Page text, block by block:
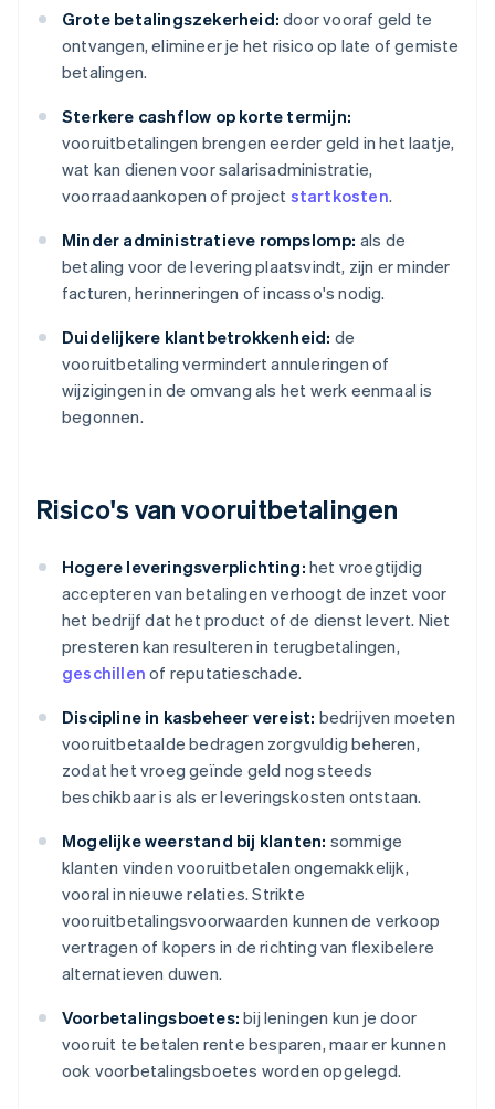
Grote betalingszekerheid: door vooraf geld te
ontvangen, elimineer je het risico op late of gemiste
betalingen.
Sterkere cashflow op korte termijn:
vooruitbetalingen brengen eerder geld in het laatje,
wat kan dienen voor salarisadministratie,
voorraadaankopen of project startkosten.
Minder administratieve rompslomp: als de
betaling voor de levering plaatsvindt, zijn er minder
facturen, herinneringen of incasso's nodig.
Duidelijkere klantbetrokkenheid: de
vooruitbetaling vermindert annuleringen of
wijzigingen in de omvang als het werk eenmaal is
begonnen.
Risico's van vooruitbetalingen
Hogere leveringsverplichting: het vroegtijdig
accepteren van betalingen verhoogt de inzet voor
het bedrijf dat het product of de dienst levert. Niet
presteren kan resulteren in terugbetalingen,
geschillen of reputatieschade.
Discipline in kasbeheer vereist: bedrijven moeten
vooruitbetaalde bedragen zorgvuldig beheren,
zodat het vroeg geïnde geld nog steeds
beschikbaar is als er leveringskosten ontstaan.
Mogelijke weerstand bij klanten: sommige
klanten vinden vooruitbetalen ongemakkelijk,
vooral in nieuwe relaties. Strikte
vooruitbetalingsvoorwaarden kunnen de verkoop
vertragen of kopers in de richting van flexibelere
alternatieven duwen.
Voorbetalingsboetes: bij leningen kun je door
vooruit te betalen rente besparen, maar er kunnen
ook voorbetalingsboetes worden opgelegd.